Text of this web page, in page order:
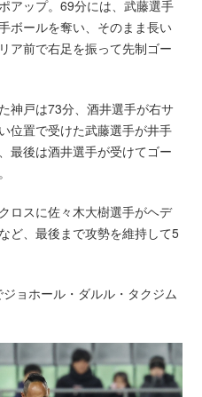
アップ。69分には、武藤選手
ボールを奪い、そのまま長い
ア前で右足を振って先制ゴー
神戸は73分、酒井選手が右サ
位置で受けた武藤選手が井手
最後は酒井選手が受けてゴー
ロスに佐々木大樹選手がヘデ
ど、最後まで攻勢を維持して5
ョホール・ダルル・タクジム